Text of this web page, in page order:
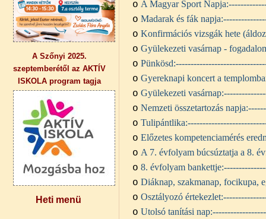
A Szőnyi 2025.
szeptemberétől az AKTÍV
ISKOLA program tagja
Heti menü
o A Magyar Sport Napja:
o Madarak és fák napja:
o Konfirmációs vizsgák hete
o Gyülekezeti vasárnap -
o Pünkösd:
o Gyereknapi koncert a
o Gyülekezeti vasárnap:
o Nemzeti összetartozás napja:
o Tulipántlika:
o Előzetes kompetenciamérés
o A 7. évfolyam búcsúztatja a 8.
o 8. évfolyam bankettje:
o Diáknap, szakmanap, focikupa,
o Osztályozó értekezlet:
o Utolsó tanítási nap: